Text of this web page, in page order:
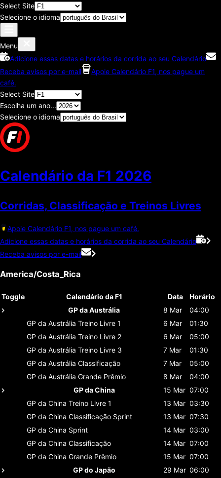
Select Site
Selecione o idioma
Menu
Adicione essas datas e horários da corrida ao seu Calendário
Receba avisos por e-mail
Apoie Calendário F1, nos pague um
café.
Select Site
Escolha um ano...
Selecione o idioma
Calendário da F1 2026
Corridas, Classificaçāo e Treinos Livres
Apoie Calendário F1, nos pague um café.
Adicione essas datas e horários da corrida ao seu Calendário
Receba avisos por e-mail
America/Costa_Rica
Toggle Calendário da F1 Data
Horário
GP da Austrália
8 Mar
04:00
GP da Austrália Treino Livre 1 6 Mar
01:30
GP da Austrália Treino Livre 2 6 Mar
05:00
GP da Austrália Treino Livre 3 7 Mar
01:30
GP da Austrália Classificaçāo 7 Mar
05:00
GP da Austrália Grande Prêmio 8 Mar
04:00
GP da China
15 Mar 07:00
GP da China Treino Livre 1 13 Mar 03:30
GP da China Classificaçāo Sprint 13 Mar 07:30
GP da China Sprint 14 Mar 03:00
GP da China Classificaçāo 14 Mar 07:00
GP da China Grande Prêmio 15 Mar 07:00
GP do Japão
29 Mar 06:00